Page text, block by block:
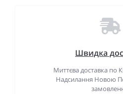
Швидка
Миттєва доставка по
Надсилання Новою